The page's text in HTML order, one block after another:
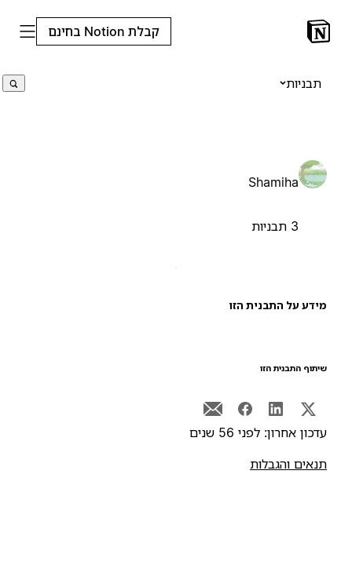
קבלת Notion בחינם
תבניות
Shamiha
על התבנית הזו
התבנית הזו
אחרון: לפני 56 שנים
והגבלות